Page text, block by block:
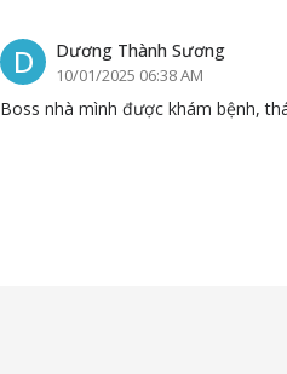
D Dương Thành Sương
10/01/2025 06:38 AM
Boss nhà mình được khám bệnh,